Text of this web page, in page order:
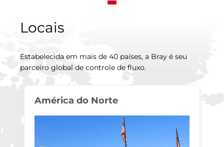
Locais
Estabelecida em mais de 40 países, a Bray é seu
parceiro global de controle de fluxo.
América do Norte